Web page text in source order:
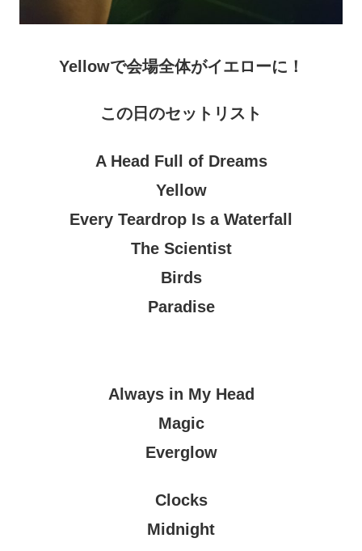
Yellowで会場全体がイエローに！
この日のセットリスト
A Head Full of Dreams
Yellow
Every Teardrop Is a Waterfall
The Scientist
Birds
Paradise
Always in My Head
Magic
Everglow
Clocks
Midnight